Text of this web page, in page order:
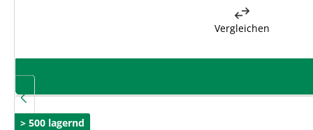
Vergleichen
> 500 lagernd